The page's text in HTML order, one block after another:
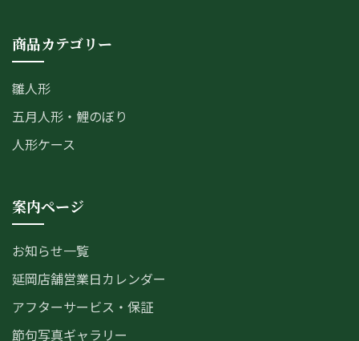
商品カテゴリー
雛人形
五月人形・鯉のぼり
人形ケース
案内ページ
お知らせ一覧
延岡店舗営業日カレンダー
アフターサービス・保証
節句写真ギャラリー